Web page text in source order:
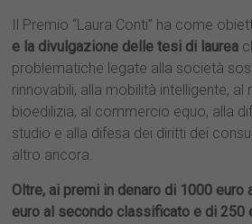
Il Premio “Laura Conti” ha come
e la divulgazione delle tesi di laurea
problematiche legate alla società
rinnovabili, alla mobilità intelligente, al
bioedilizia, al commercio equo, alla
studio e alla difesa dei diritti dei
altro ancora.
Oltre, ai premi in denaro di 1000 euro
euro al secondo classificato e di 250